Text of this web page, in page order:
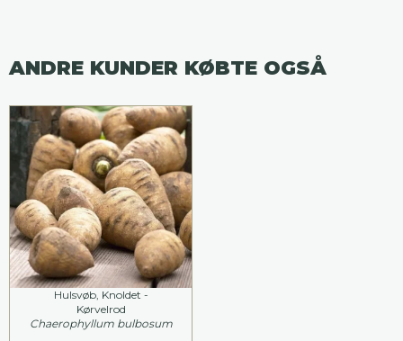
ANDRE KUNDER KØBTE OGSÅ
Hulsvøb, Knoldet -
Kørvelrod
Chaerophyllum bulbosum